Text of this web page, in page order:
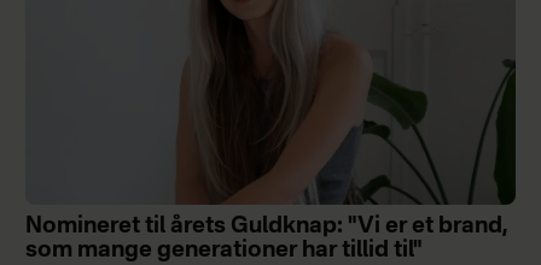
Nomineret til årets Guldknap: "Vi er et brand,
som mange generationer har tillid til"